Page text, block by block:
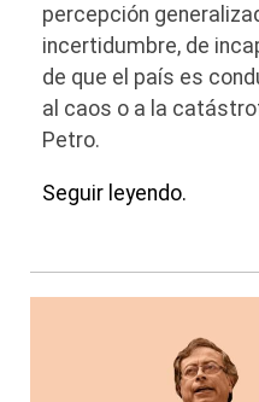
percepción
incertidumbre, de
de que el país es
al caos o a la
Petro.
Seguir leyendo.